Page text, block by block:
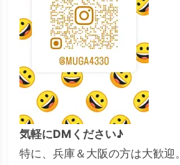
気軽にDMください♪
特に、兵庫＆大阪の方は大歓迎。